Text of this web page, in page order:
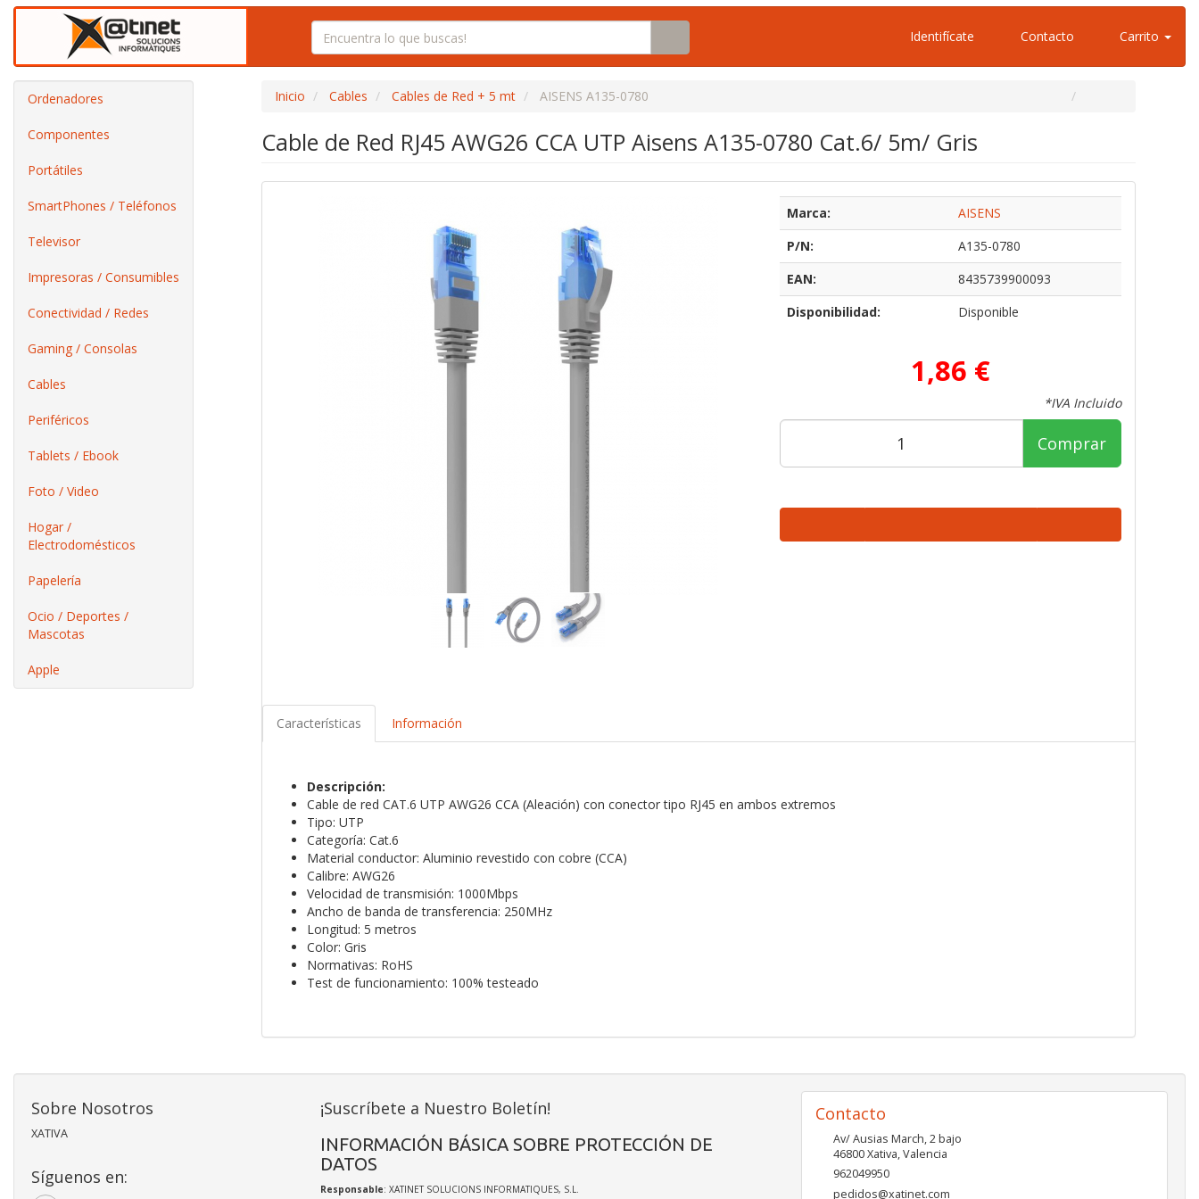
Identifícate Contacto Carrito
Ordenadores
Componentes
Portátiles
SmartPhones / Teléfonos
Televisor
Impresoras / Consumibles
Conectividad / Redes
Gaming / Consolas
Cables
Periféricos
Tablets / Ebook
Foto / Video
Hogar /
Electrodomésticos
Papelería
Ocio / Deportes /
Mascotas
Apple
Inicio Cables Cables de Red + 5 mt AISENS A135-0780
Cable de Red RJ45 AWG26 CCA UTP Aisens A135-0780 Cat.6/ 5m/ Gris
Marca:
AISENS
P/N:
A135-0780
EAN:
8435739900093
Disponibilidad:
Disponible
1,86 €
*IVA Incluido
Comprar
Características Información
Descripción:
Cable de red CAT.6 UTP AWG26 CCA (Aleación) con conector tipo RJ45 en ambos extremos
Tipo: UTP
Categoría: Cat.6
Material conductor: Aluminio revestido con cobre (CCA)
Calibre: AWG26
Velocidad de transmisión: 1000Mbps
Ancho de banda de transferencia: 250MHz
Longitud: 5 metros
Color: Gris
Normativas: RoHS
Test de funcionamiento: 100% testeado
Sobre Nosotros
XATIVA
Síguenos en:
¡Suscríbete a Nuestro Boletín!
INFORMACIÓN BÁSICA SOBRE PROTECCIÓN DE
DATOS
Responsable: XATINET SOLUCIONS INFORMATIQUES, S.L.
Contacto
Av/ Ausias March, 2 bajo
46800Xativa,Valencia
962049950
pedidos@xatinet.com